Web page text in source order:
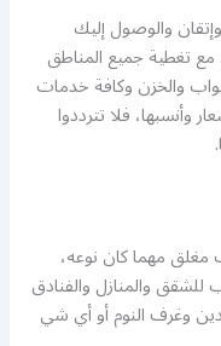
والوصول إليك
تغطية جميع المناطق
والخزن وكافة خدمات
وأنسبها، فلا تترددوا
مغلق مهما كان نوعه،
والمنازل والفنادق
وغرف النوم أو أي شي